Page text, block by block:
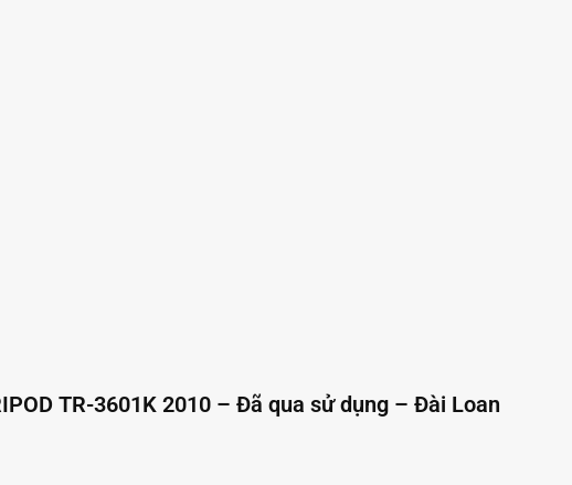
TR-3601K 2010 – Đã qua sử dụng – Đài Loan